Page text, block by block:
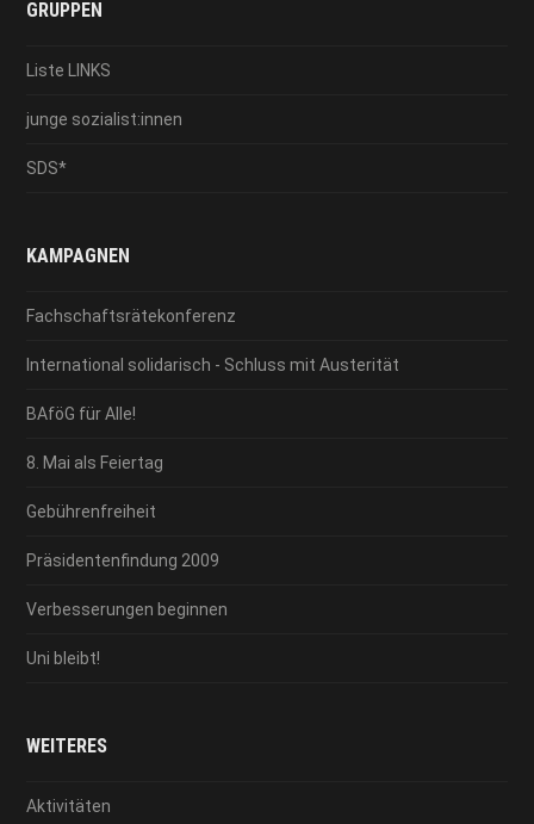
GRUPPEN
Liste LINKS
junge sozialist:innen
SDS*
KAMPAGNEN
Fachschaftsrätekonferenz
International solidarisch - Schluss mit Austerität
BAföG für Alle!
8. Mai als Feiertag
Gebührenfreiheit
Präsidentenfindung 2009
Verbesserungen beginnen
Uni bleibt!
WEITERES
Aktivitäten